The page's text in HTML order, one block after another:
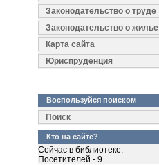
Законодательство о труде
Законодательство о жилье
Карта сайта
Юриспруденция
Воспользуйся поиском
Поиск
Кто на сайте?
Сейчас в библиотеке:
Посетителей - 9